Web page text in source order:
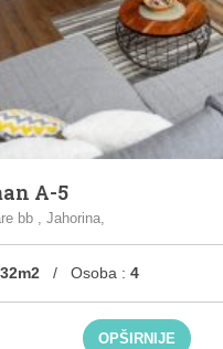
A-5
bb , Jahorina,
32m2 / Osoba :4
OPŠIRNIJE